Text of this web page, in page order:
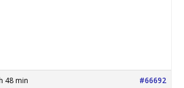
48 min #66692